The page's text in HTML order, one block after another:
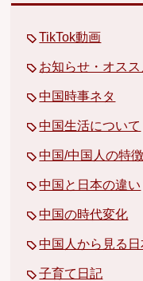
TikTok動画
お知らせ・オスス
中国時事ネタ
中国生活について
中国/中国人の特徴
中国と日本の違い
中国の時代変化
中国人から見る日
子育て日記